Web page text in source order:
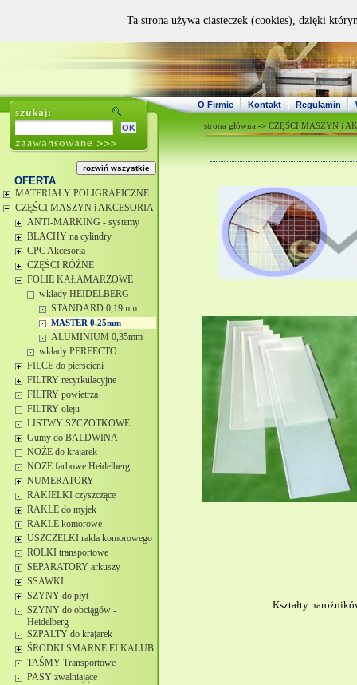
O Firmie Kontakt Regulamin
OFERTA
MATERIAŁY POLIGRAFICZNE
CZĘŚCI MASZYN i AKCESORIA
ANTI-MARKING - systemy
BLACHY na cylindry
CPC Akcesoria
CZĘŚCI RÓŻNE
FOLIE KAŁAMARZOWE
wkłady HEIDELBERG
STANDARD 0,19mm
MASTER 0,25mm
ALUMINIUM 0,35mm
wkłady PERFECTO
FILCE do pierścieni
FILTRY recyrkulacyjne
FILTRY powietrza
FILTRY oleju
LISTWY SZCZOTKOWE
Gumy do BALDWINA
NOŻE do krajarek
NOŻE farbowe Heidelberg
NUMERATORY
RAKIELKI czyszczące
RAKLE do myjek
RAKLE komorowe
USZCZELKI rakla komorowego
ROLKI transportowe
SEPARATORY arkuszy
SSAWKI
SZYNY do płyt
SZYNY do obciągów -
Heidelberg
SZPALTY do krajarek
ŚRODKI SMARNE ELKALUB
TAŚMY Transportowe
PASY zwalniające
strona główna -> CZĘŚCI MASZYN i
Kształty
Ta strona używa ciasteczek (cookies), dzięki